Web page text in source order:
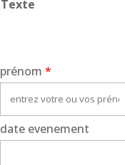
Texte
prénom *
date evenement